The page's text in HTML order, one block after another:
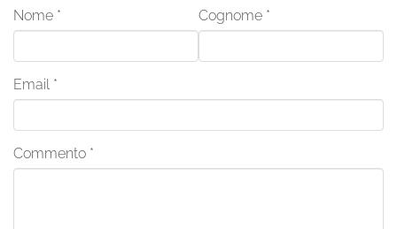
Nome * Cognome *
Email *
Commento *